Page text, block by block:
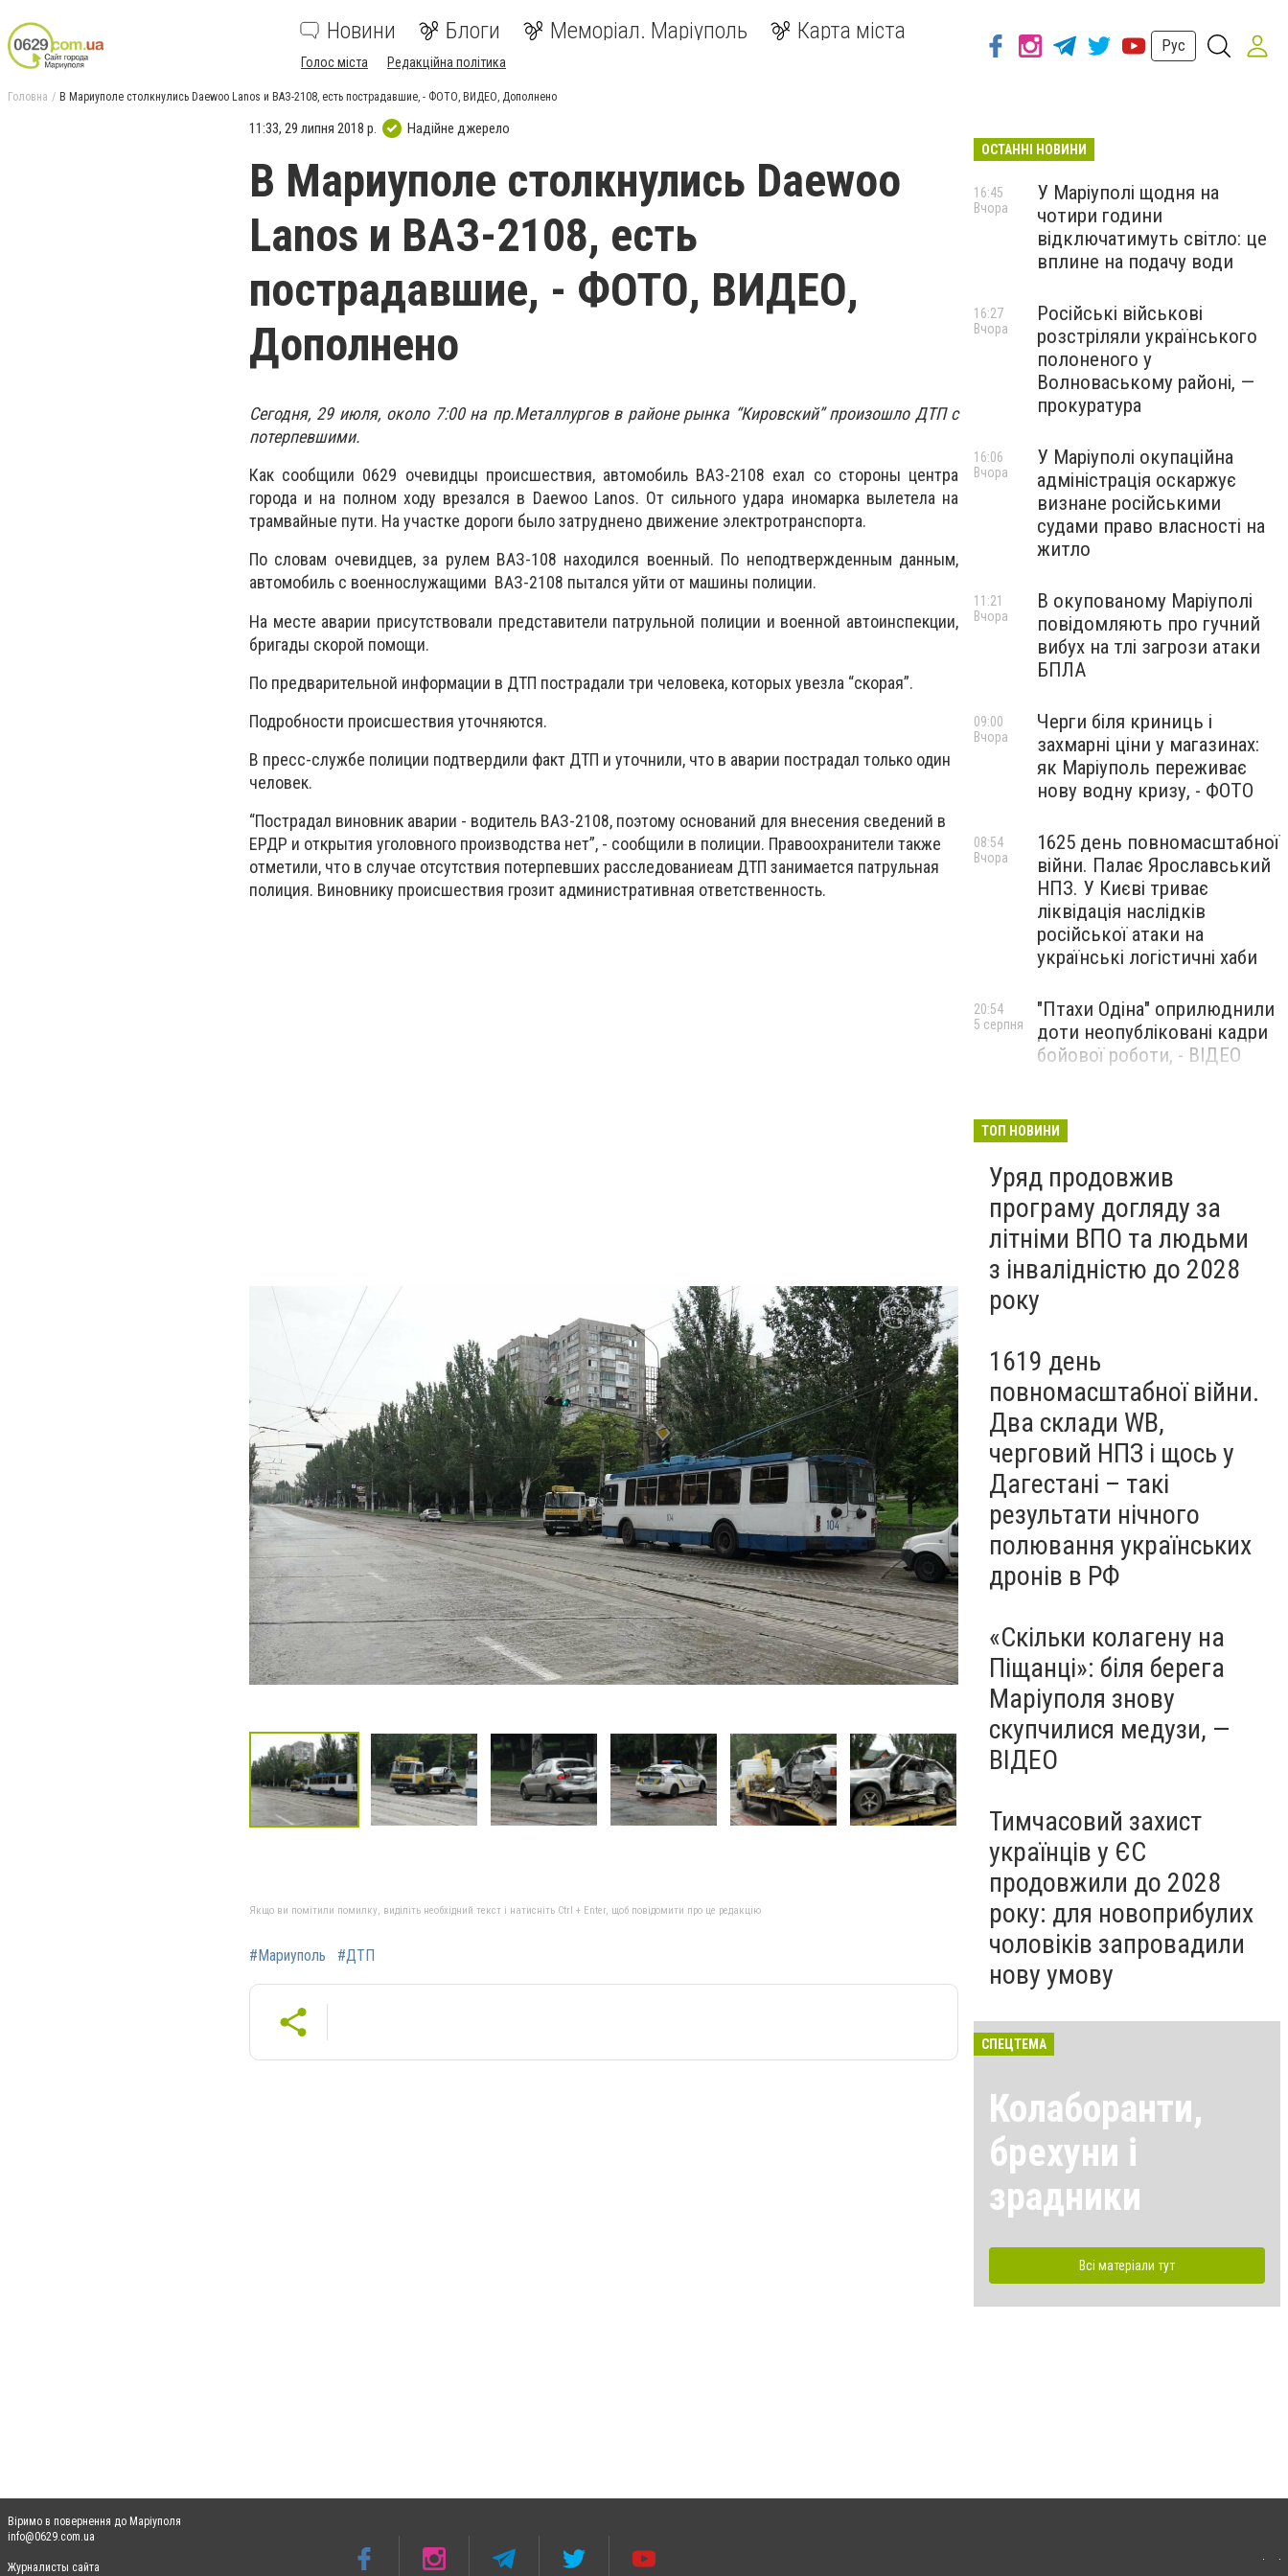
Новини Блоги Меморіал. Маріуполь Карта міста
Голос міста Редакційна політика
Рус
Головна В Мариуполе столкнулись Daewoo Lanos и ВАЗ-2108, есть пострадавшие, - ФОТО, ВИДЕО, Дополнено
11:33, 29 липня 2018 р. Надійне джерело
В Мариуполе столкнулись Daewoo
Lanos и ВАЗ-2108, есть
пострадавшие, - ФОТО, ВИДЕО,
Дополнено
Сегодня, 29 июля, около 7:00 на пр.Металлургов в районе рынка “Кировский” произошло ДТП с
потерпевшими.
Как сообщили 0629 очевидцы происшествия, автомобиль ВАЗ-2108 ехал со стороны центра
города и на полном ходу врезался в Daewoo Lanos. От сильного удара иномарка вылетела на
трамвайные пути. На участке дороги было затруднено движение электротранспорта.
По словам очевидцев, за рулем ВАЗ-108 находился военный. По неподтвержденным данным,
автомобиль с военнослужащими ВАЗ-2108 пытался уйти от машины полиции.
На месте аварии присутствовали представители патрульной полиции и военной автоинспекции,
бригады скорой помощи.
По предварительной информации в ДТП пострадали три человека, которых увезла “скорая”.
Подробности происшествия уточняются.
В пресс-службе полиции подтвердили факт ДТП и уточнили, что в аварии пострадал только один
человек.
“Пострадал виновник аварии - водитель ВАЗ-2108, поэтому оснований для внесения сведений в
ЕРДР и открытия уголовного производства нет”, - сообщили в полиции. Правоохранители также
отметили, что в случае отсутствия потерпевших расследованиеам ДТП занимается патрульная
полиция. Виновнику происшествия грозит административная ответственность.
Якщо ви помітили помилку, виділіть необхідний текст і натисніть Ctrl + Enter, щоб повідомити про це редакцію
#Мариуполь #ДТП
ОСТАННІ НОВИНИ
У Маріуполі щодня на
чотири години
відключатимуть світло: це
вплине на подачу води
16:45
Вчора
Російські військові
розстріляли українського
полоненого у
Волноваському районі, —
прокуратура
16:27
Вчора
У Маріуполі окупаційна
адміністрація оскаржує
визнане російськими
судами право власності на
житло
16:06
Вчора
В окупованому Маріуполі
повідомляють про гучний
вибух на тлі загрози атаки
БПЛА
11:21
Вчора
Черги біля криниць і
захмарні ціни у магазинах:
як Маріуполь переживає
нову водну кризу, - ФОТО
09:00
Вчора
1625 день повномасштабної
війни. Палає Ярославський
НПЗ. У Києві триває
ліквідація наслідків
російської атаки на
українські логістичні хаби
08:54
Вчора
"Птахи Одіна" оприлюднили
доти неопубліковані кадри
бойової роботи, - ВІДЕО
20:54
5 серпня
Бєдняков зіграє тата
новому українському
фільмі, - ФОТО
5 серпня
ТОП НОВИНИ
Уряд продовжив
програму догляду за
літніми ВПО та людьми
з інвалідністю до 2028
року
1619 день
повномасштабної війни.
Два склади WB,
черговий НПЗ і щось у
Дагестані – такі
результати нічного
полювання українських
дронів в РФ
«Скільки колагену на
Піщанці»: біля берега
Маріуполя знову
скупчилися медузи, —
ВІДЕО
Тимчасовий захист
українців у ЄС
продовжили до 2028
року: для новоприбулих
чоловіків запровадили
нову умову
СПЕЦТЕМА
Колаборанти,
брехуни і
зрадники
Всі матеріали тут
Віримо в повернення до Маріуполя
info@0629.com.ua
Журналисты сайта